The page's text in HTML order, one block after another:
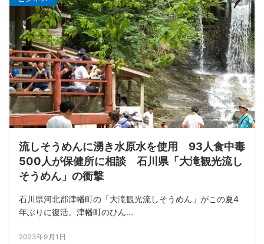
流しそうめんに湧き水原水を使用 93人食中毒
500人が保健所に相談 石川県「大滝観光流し
そうめん」の衝撃
石川県河北郡津幡町の「大滝観光流しそうめん」がこの夏4
年ぶりに復活。津幡町のひん...
2023年9月1日